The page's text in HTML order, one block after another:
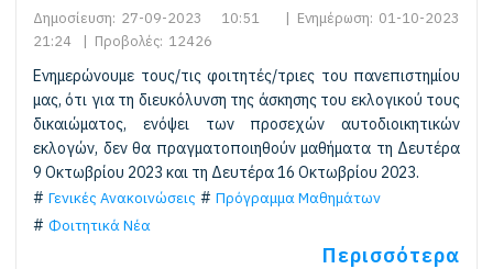
Δημοσίευση: 27-09-2023 10:51 | Ενημέρωση: 01-10-2023
21:24
| Προβολές: 12426
Ενημερώνουμε τους/τις φοιτητές/τριες του πανεπιστημίου
μας, ότι για τη διευκόλυνση της άσκησης του εκλογικού τους
δικαιώματος, ενόψει των προσεχών αυτοδιοικητικών
εκλογών, δεν θα πραγματοποιηθούν μαθήματα τη Δευτέρα
9 Οκτωβρίου 2023 και τη Δευτέρα 16 Οκτωβρίου 2023.
Γενικές Ανακοινώσεις
Πρόγραμμα Μαθημάτων
Φοιτητικά Νέα
Περισσότερα